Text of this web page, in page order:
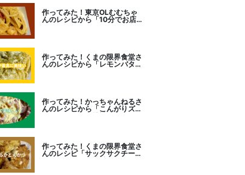
作ってみた！東京OLむむちゃ
んのレシピから「10分でお店
作ってみた！くまの限界食堂さ
んのレシピから「レモンバター
作ってみた！かっちゃんねるさ
んのレシピから「こんがりズッ
作ってみた！くまの限界食堂さ
んのレシピ「サックサクチーズ